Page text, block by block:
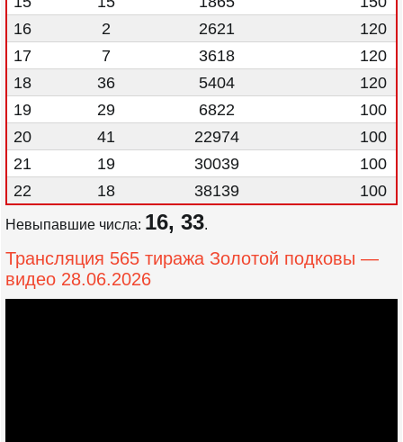
16
2 2621
120
17
7 3618
120
18
36 5404
120
19
29 6822
100
20
41 22974
100
21
19 30039
100
22
18 38139 100
Невыпавшие числа: 16, 33.
Трансляция 565 тиража Золотой подковы —
видео 28.06.2026